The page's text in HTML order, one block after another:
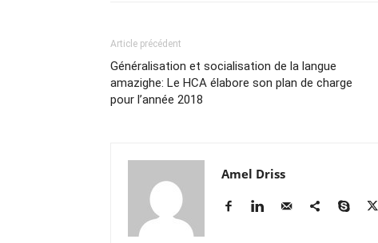
Article précédent
Généralisation et socialisation de la langue
amazighe: Le HCA élabore son plan de charge
pour l’année 2018
Amel Driss